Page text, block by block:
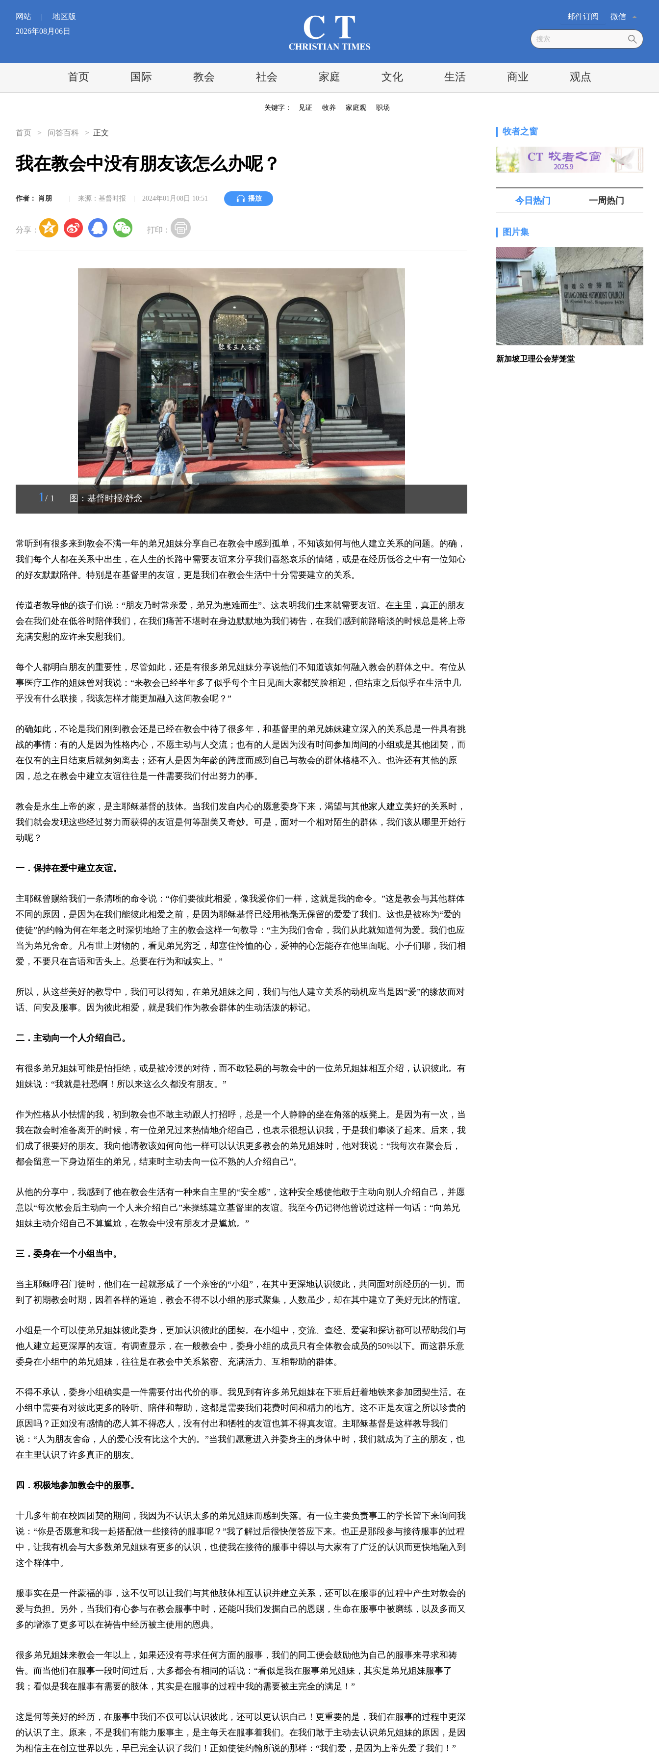
网站 |
地区版
2026年08月06日
微信
邮件订阅
首页 国际 教会 社会 家庭 文化 生活 商业 观点
关键字： 见证 牧养 家庭观 职场
首页 > 问答百科 > 正文
我在教会中没有朋友该怎么办呢？
作者： 肖朋 来源：基督时报 2024年01月08日 10:51 播放
分享： 打印：
1 / 1 图：基督时报/舒念
常听到有很多来到教会不满一年的弟兄姐妹分享自己在教会中感到孤单，不知该如何与他人建立关系的问题。的确，
我们每个人都在关系中出生，在人生的长路中需要友谊来分享我们喜怒哀乐的情绪，或是在经历低谷之中有一位知心
的好友默默陪伴。特别是在基督里的友谊，更是我们在教会生活中十分需要建立的关系。
传道者教导他的孩子们说：“朋友乃时常亲爱，弟兄为患难而生”。这表明我们生来就需要友谊。在主里，真正的朋友
会在我们处在低谷时陪伴我们，在我们痛苦不堪时在身边默默地为我们祷告，在我们感到前路暗淡的时候总是将上帝
充满安慰的应许来安慰我们。
每个人都明白朋友的重要性，尽管如此，还是有很多弟兄姐妹分享说他们不知道该如何融入教会的群体之中。有位从
事医疗工作的姐妹曾对我说：“来教会已经半年多了似乎每个主日见面大家都笑脸相迎，但结束之后似乎在生活中几
乎没有什么联接，我该怎样才能更加融入这间教会呢？”
的确如此，不论是我们刚到教会还是已经在教会中待了很多年，和基督里的弟兄姊妹建立深入的关系总是一件具有挑
战的事情：有的人是因为性格内心，不愿主动与人交流；也有的人是因为没有时间参加周间的小组或是其他团契，而
在仅有的主日结束后就匆匆离去；还有人是因为年龄的跨度而感到自己与教会的群体格格不入。也许还有其他的原
因，总之在教会中建立友谊往往是一件需要我们付出努力的事。
教会是永生上帝的家，是主耶稣基督的肢体。当我们发自内心的愿意委身下来，渴望与其他家人建立美好的关系时，
我们就会发现这些经过努力而获得的友谊是何等甜美又奇妙。可是，面对一个相对陌生的群体，我们该从哪里开始行
动呢？
一．保持在爱中建立友谊。
主耶稣曾赐给我们一条清晰的命令说：“你们要彼此相爱，像我爱你们一样，这就是我的命令。”这是教会与其他群体
不同的原因，是因为在我们能彼此相爱之前，是因为耶稣基督已经用祂毫无保留的爱爱了我们。这也是被称为“爱的
使徒”的约翰为何在年老之时深切地给了主的教会这样一句教导：“主为我们舍命，我们从此就知道何为爱。我们也应
当为弟兄舍命。凡有世上财物的，看见弟兄穷乏，却塞住怜恤的心，爱神的心怎能存在他里面呢。小子们哪，我们相
爱，不要只在言语和舌头上。总要在行为和诚实上。”
所以，从这些美好的教导中，我们可以得知，在弟兄姐妹之间，我们与他人建立关系的动机应当是因“爱”的缘故而对
话、问安及服事。因为彼此相爱，就是我们作为教会群体的生动活泼的标记。
二．主动向一个人介绍自己。
有很多弟兄姐妹可能是怕拒绝，或是被冷漠的对待，而不敢轻易的与教会中的一位弟兄姐妹相互介绍，认识彼此。有
姐妹说：“我就是社恐啊！所以来这么久都没有朋友。”
作为性格从小怯懦的我，初到教会也不敢主动跟人打招呼，总是一个人静静的坐在角落的板凳上。是因为有一次，当
我在散会时准备离开的时候，有一位弟兄过来热情地介绍自己，也表示很想认识我，于是我们攀谈了起来。后来，我
们成了很要好的朋友。我向他请教该如何向他一样可以认识更多教会的弟兄姐妹时，他对我说：“我每次在聚会后，
都会留意一下身边陌生的弟兄，结束时主动去向一位不熟的人介绍自己”。
从他的分享中，我感到了他在教会生活有一种来自主里的“安全感”，这种安全感使他敢于主动向别人介绍自己，并愿
意以“每次散会后主动向一个人来介绍自己”来操练建立基督里的友谊。我至今仍记得他曾说过这样一句话：“向弟兄
姐妹主动介绍自己不算尴尬，在教会中没有朋友才是尴尬。”
三．委身在一个小组当中。
当主耶稣呼召门徒时，他们在一起就形成了一个亲密的“小组”，在其中更深地认识彼此，共同面对所经历的一切。而
到了初期教会时期，因着各样的逼迫，教会不得不以小组的形式聚集，人数虽少，却在其中建立了美好无比的情谊。
小组是一个可以使弟兄姐妹彼此委身，更加认识彼此的团契。在小组中，交流、查经、爱宴和探访都可以帮助我们与
他人建立起更深厚的友谊。有调查显示，在一般教会中，委身小组的成员只有全体教会成员的50%以下。而这群乐意
委身在小组中的弟兄姐妹，往往是在教会中关系紧密、充满活力、互相帮助的群体。
不得不承认，委身小组确实是一件需要付出代价的事。我见到有许多弟兄姐妹在下班后赶着地铁来参加团契生活。在
小组中需要有对彼此更多的聆听、陪伴和帮助，这都是需要我们花费时间和精力的地方。这不正是友谊之所以珍贵的
原因吗？正如没有感情的恋人算不得恋人，没有付出和牺牲的友谊也算不得真友谊。主耶稣基督是这样教导我们
说：“人为朋友舍命，人的爱心没有比这个大的。”当我们愿意进入并委身主的身体中时，我们就成为了主的朋友，也
在主里认识了许多真正的朋友。
四．积极地参加教会中的服事。
十几多年前在校园团契的期间，我因为不认识太多的弟兄姐妹而感到失落。有一位主要负责事工的学长留下来询问我
说：“你是否愿意和我一起搭配做一些接待的服事呢？”我了解过后很快便答应下来。也正是那段参与接待服事的过程
中，让我有机会与大多数弟兄姐妹有更多的认识，也使我在接待的服事中得以与大家有了广泛的认识而更快地融入到
这个群体中。
服事实在是一件蒙福的事，这不仅可以让我们与其他肢体相互认识并建立关系，还可以在服事的过程中产生对教会的
爱与负担。另外，当我们有心参与在教会服事中时，还能叫我们发掘自己的恩赐，生命在服事中被磨练，以及多而又
多的增添了更多可以在祷告中经历被主使用的恩典。
很多弟兄姐妹来教会一年以上，如果还没有寻求任何方面的服事，我们的同工便会鼓励他为自己的服事来寻求和祷
告。而当他们在服事一段时间过后，大多都会有相同的话说：“看似是我在服事弟兄姐妹，其实是弟兄姐妹服事了
我；看似是我在服事有需要的肢体，其实是在服事的过程中我的需要被主完全的满足！”
这是何等美好的经历，在服事中我们不仅可以认识彼此，还可以更认识自己！更重要的是，我们在服事的过程中更深
的认识了主。原来，不是我们有能力服事主，是主每天在服事着我们。在我们敢于主动去认识弟兄姐妹的原因，是因
为相信主在创立世界以先，早已完全认识了我们！正如使徒约翰所说的那样：“我们爱，是因为上帝先爱了我们！”
牧者之窗
今日热门 一周热门
图片集
新加坡卫理公会芽笼堂